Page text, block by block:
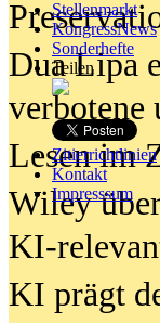
Stellenmarkt
KongressNews
Sonderhefte
Teilen
Zitierrichtlinien
Kontakt
Impresssum
Dua Lipa
verbotene
Lesen im
Wiley
KI-
KI prägt